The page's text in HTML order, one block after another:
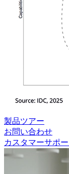
製品ツアー
お問い合わせ
カスタマーサポ